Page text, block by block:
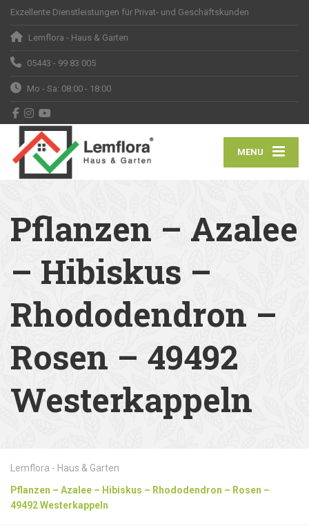
Exzellente Dienstleistungen für Privat- und Geschäftskunden
Lemflora - Haus & Garten
05443 - 99 83 005
Mo - Sa: 08:00 - 18:00
MENU
Pflanzen – Azalee
– Hibiskus –
Rhododendron –
Rosen – 49492
Westerkappeln
Lemflora - Haus & Garten
Pflanzen – Azalee – Hibiskus – Rhododendron – Rosen –
49492 Westerkappeln